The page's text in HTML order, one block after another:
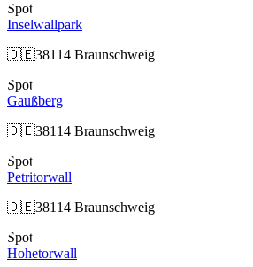
Spot
Inselwallpark
🇩🇪38114 Braunschweig
Spot
Gaußberg
🇩🇪38114 Braunschweig
Spot
Petritorwall
🇩🇪38114 Braunschweig
Spot
Hohetorwall